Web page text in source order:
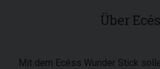
Über
Mit dem Ecéss Wunder Stick